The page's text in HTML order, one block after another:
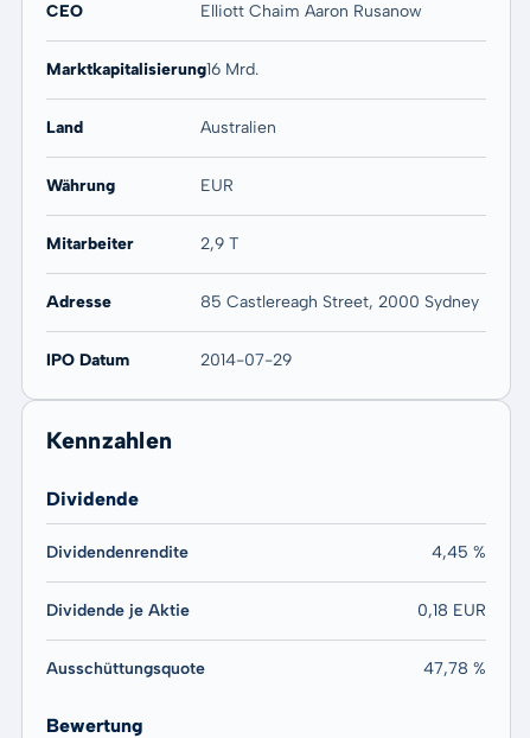
CEO Elliott Chaim Aaron Rusanow
Marktkapitalisierung16 Mrd.
Land Australien
Währung EUR
Mitarbeiter 2,9 T
Adresse 85 Castlereagh Street, 2000 Sydney
IPO Datum 2014-07-29
Kennzahlen
Dividende
Dividendenrendite 4,45 %
Dividende je Aktie 0,18 EUR
Ausschüttungsquote 47,78 %
Bewertung